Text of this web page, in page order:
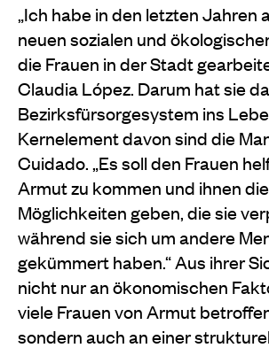
„Ich habe in den letzten Jahren
neuen sozialen und
die Frauen in der Stadt
Claudia López. Darum hat sie
Bezirksfürsorgesystem ins
Kernelement davon sind die
Cuidado. „Es soll den Frauen
Armut zu kommen und ihnen die
Möglichkeiten geben, die sie
während sie sich um andere
gekümmert haben.“ Aus ihrer
nicht nur an ökonomischen
viele Frauen von Armut
sondern auch an einer